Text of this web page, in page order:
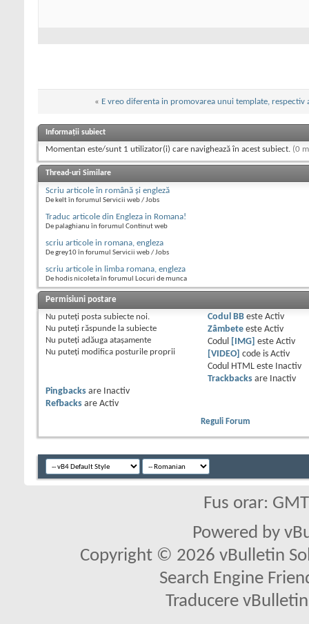
« E vreo diferenta in promovarea unui template, respectiv
Informații subiect
Momentan este/sunt 1 utilizator(i) care navighează în acest subiect. (0
Thread-uri Similare
Scriu articole în română și engleză
De kelt în forumul Servicii web / Jobs
Traduc articole din Engleza in Romana!
De palaghianu în forumul Continut web
scriu articole in romana, engleza
De grey10 în forumul Servicii web / Jobs
scriu articole in limba romana, engleza
De hodis nicoleta în forumul Locuri de munca
Permisiuni postare
Nu puteţi posta subiecte noi.
Nu puteţi răspunde la subiecte
Nu puteţi adăuga ataşamente
Nu puteţi modifica posturile proprii
Codul BBeste Activ
Zâmbeteeste Activ
Codul
[IMG] este Activ
[VIDEO] code is Activ
Codul HTML este
Inactiv
Trackbacksare
Inactiv
Pingbacks are
Inactiv
Refbacks are Activ
Reguli Forum
Fus orar:
Powered by
Copyright © 2026 vBulletin
Search Engine
Traducere